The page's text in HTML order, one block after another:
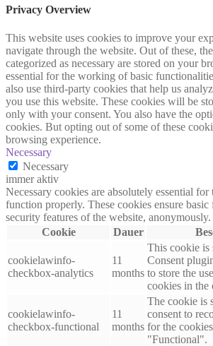
Privacy Overview
This website uses cookies to improve your
navigate through the website. Out of these,
categorized as necessary are stored on your
essential for the working of basic
also use third-party cookies that help us
you use this website. These cookies will be
only with your consent. You also have the
cookies. But opting out of some of these
browsing experience.
Necessary
Necessary
immer aktiv
Necessary cookies are absolutely essential for
function properly. These cookies ensure
security features of the website, anonymously.
Cookie
Dauer
cookielawinfo-
checkbox-analytics
11
months
This cookie is
Consent
to store the
cookies in
cookielawinfo-
checkbox-functional
11
months
The cookie is
consent to
for the
"Functional".